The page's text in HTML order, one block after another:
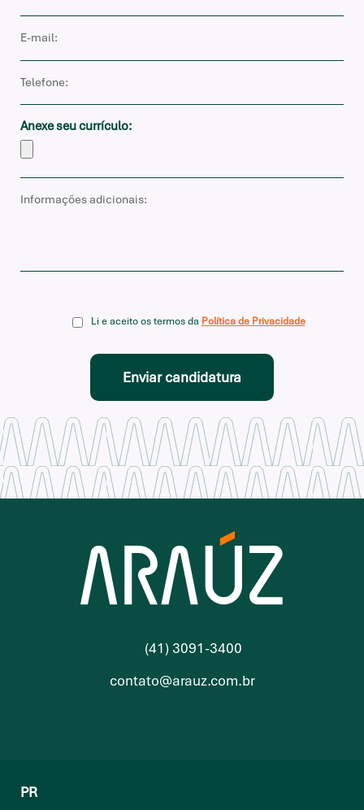
Anexe seu currículo:
Li e aceito os termos da Política de Privacidade
(41) 3091-3400
contato@arauz.com.br
PR